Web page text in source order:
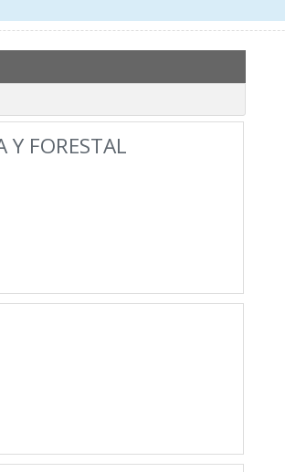
Y FORESTAL